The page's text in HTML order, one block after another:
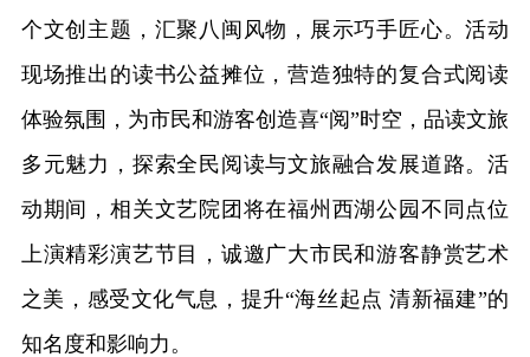
个文创主题，汇聚八闽风物，展示巧手匠心。活动
现场推出的读书公益摊位，营造独特的复合式阅读
体验氛围，为市民和游客创造喜“阅”时空，品读文旅
多元魅力，探索全民阅读与文旅融合发展道路。活
动期间，相关文艺院团将在福州西湖公园不同点位
上演精彩演艺节目，诚邀广大市民和游客静赏艺术
之美，感受文化气息，提升“海丝起点 清新福建”的
知名度和影响力。